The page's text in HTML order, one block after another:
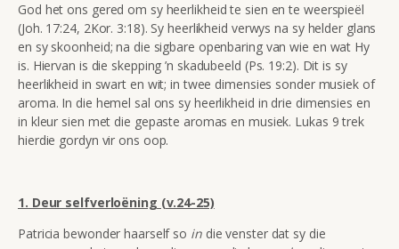
God het ons gered om sy heerlikheid te sien en te weerspieël
(Joh. 17:24, 2Kor. 3:18). Sy heerlikheid verwys na sy helder glans
en sy skoonheid; na die sigbare openbaring van wie en wat Hy
is. Hiervan is die skepping ’n skadubeeld (Ps. 19:2). Dit is sy
heerlikheid in swart en wit; in twee dimensies sonder musiek of
aroma. In die hemel sal ons sy heerlikheid in drie dimensies en
in kleur sien met die gepaste aromas en musiek. Lukas 9 trek
hierdie gordyn vir ons oop.
1. Deur selfverloëning (v.24-25)
Patricia bewonder haarself so indie venster dat sy die